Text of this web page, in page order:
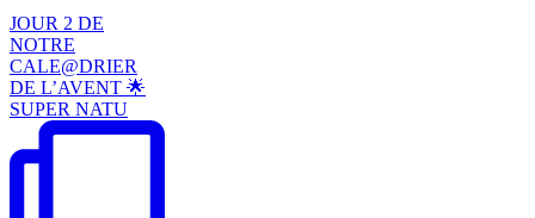
JOUR 2 DE
NOTRE
CALE@DRIER
DE L’AVENT 🌟
SUPER NATU